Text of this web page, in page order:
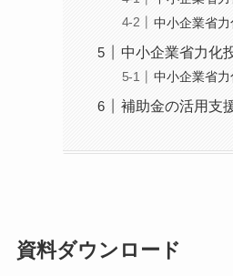
中小企業省
中小企業省力化
中小企業省
補助金の活用支
資料ダウンロード